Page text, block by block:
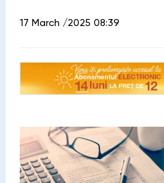
17 March /2025 08:39